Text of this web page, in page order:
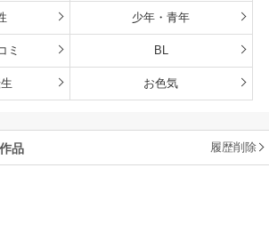
少年・青年
ミ BL
お色気
品 履歴削除